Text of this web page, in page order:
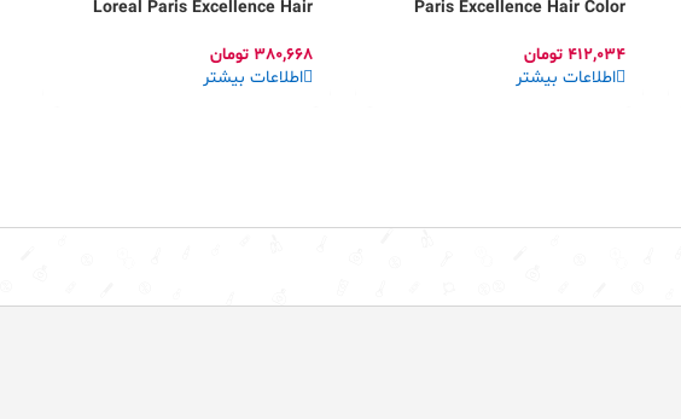
Paris Excellence Hair Color
412,034 تومان
اطلاعات بیشتر
Loreal Paris Excellence Hair
380,668 تومان
اطلاعات بیشتر